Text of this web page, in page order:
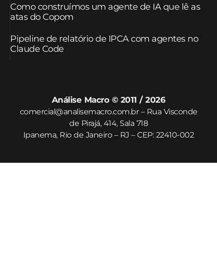
Como construímos um agente de IA que lê as
atas do Copom
Pipeline de relatório de IPCA com agentes no
Claude Code
Análise Macro © 2011 / 2026
comercial@analisemacro.com.br – Rua Visconde
de Pirajá, 414, Sala 718
Ipanema, Rio de Janeiro – RJ – CEP: 22410-002